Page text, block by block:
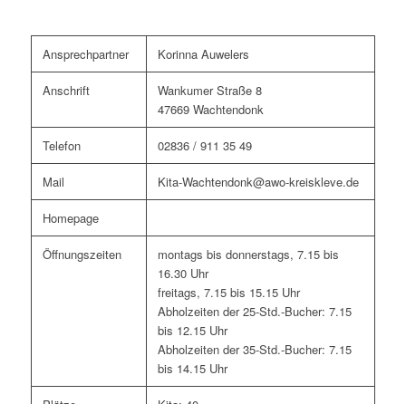
Ansprechpartner Korinna Auwelers
Anschrift
Wankumer Straße 8
47669 Wachtendonk
Telefon 02836 / 911 35 49
Mail Kita-Wachtendonk@awo-kreiskleve.de
Homepage
Öffnungszeiten
montags bis donnerstags, 7.15 bis
16.30 Uhr
freitags, 7.15 bis 15.15 Uhr
Abholzeiten der 25-Std.-Bucher: 7.15
bis 12.15 Uhr
Abholzeiten der 35-Std.-Bucher: 7.15
bis 14.15 Uhr